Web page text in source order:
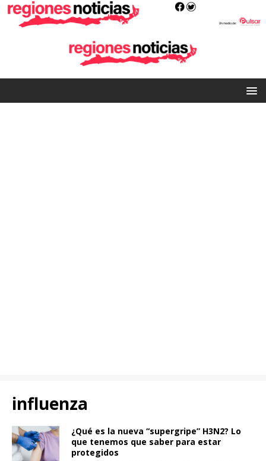
influenza
¿Qué es la nueva “supergripe” H3N2? Lo
que tenemos que saber para estar
protegidos